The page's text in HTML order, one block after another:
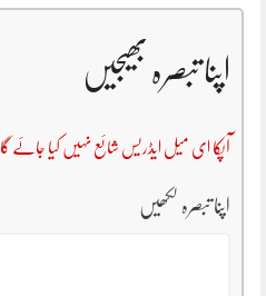
اپنا تبصرہ بھیجیں
آپکا ای میل ایڈریس شائع نہیں کیا جائے گا
اپنا تبصرہ لکھیں